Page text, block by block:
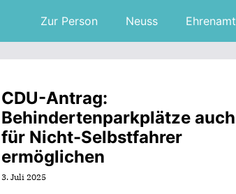
Zur Person Neuss Ehrenamt
CDU-Antrag:
Behindertenparkplätze auch
für Nicht-Selbstfahrer
ermöglichen
3. Juli 2025